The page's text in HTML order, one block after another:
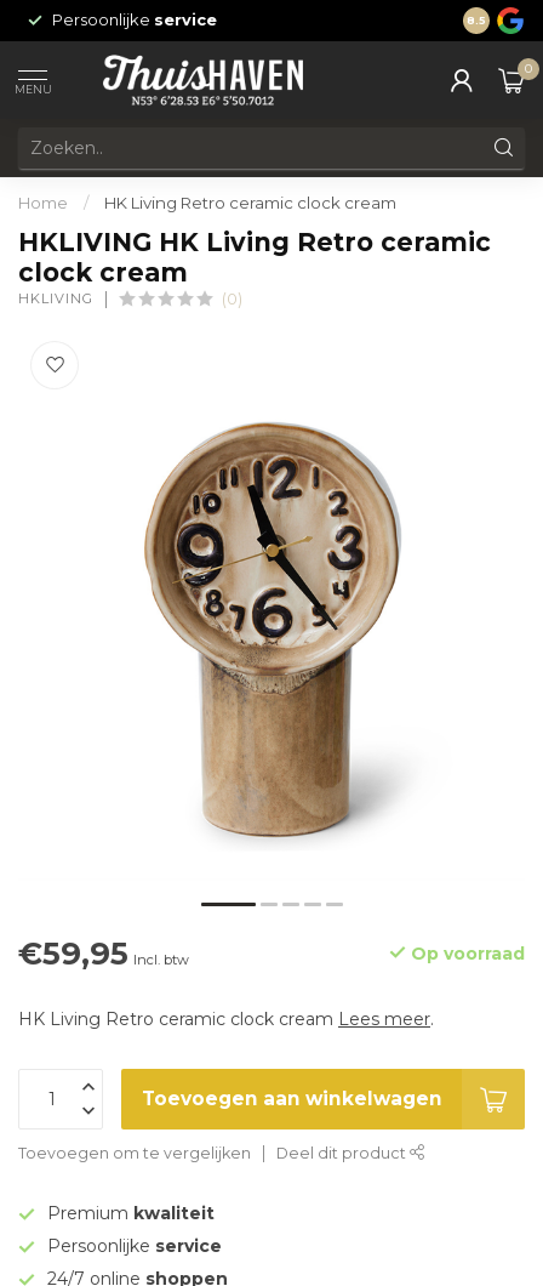
Persoonlijke service 24/7
8.5
MENU
0
Home / HK Living Retro ceramic clock cream
HKLIVING HK Living Retro ceramic
clock cream
HKLIVING (0)
€59,95 Incl. btw Op voorraad
HK Living Retro ceramic clock cream Lees meer.
Toevoegen aan winkelwagen
Toevoegen om te vergelijken Deel dit product
Premium kwaliteit
Persoonlijke service
24/7 online shoppen